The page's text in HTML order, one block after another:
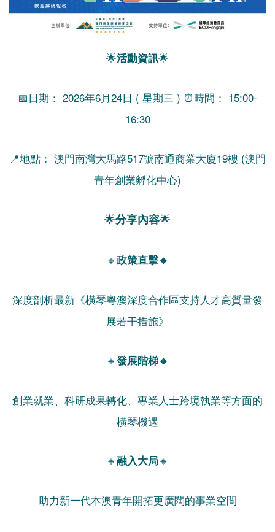
🌟活動資訊🌟
📅日期： 2026年6月24日 ( 星期三 ) ⏰時間： 15:00-
16:30
📍地點： 澳門南灣大馬路517號南通商業大廈19樓 (澳門
青年創業孵化中心)
🌟分享內容🌟
🔸政策直擊🔸
深度剖析最新《橫琴粵澳深度合作區支持人才高質量發
展若干措施》
🔸發展階梯🔸
創業就業、科研成果轉化、專業人士跨境執業等方面的
橫琴機遇
🔸融入大局🔸
助力新一代本澳青年開拓更廣闊的事業空間